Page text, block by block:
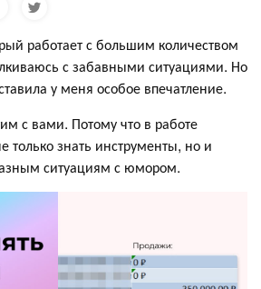
работает с большим количеством
с забавными ситуациями. Но
у меня особое впечатление.
с вами. Потому что в работе
только знать инструменты, но и
ситуациям с юмором.